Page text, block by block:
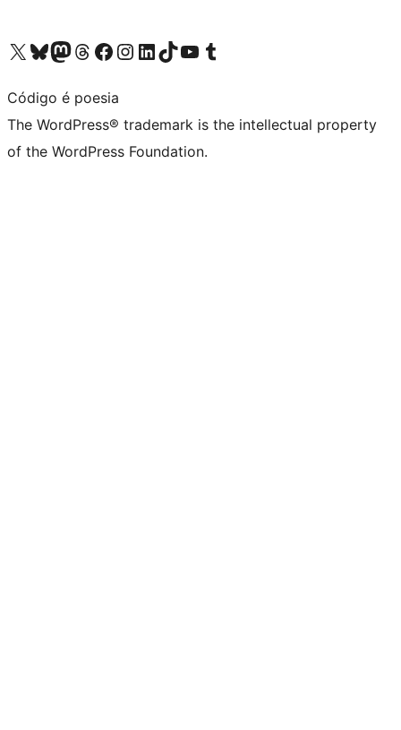
Visit our X (formerly Twitter) account
Visit our Bluesky account
Visit our Mastodon account
Visit our Threads account
Visit our Facebook page
Visit our Instagram account
Visit our LinkedIn account
Visit our TikTok account
Visit our YouTube channel
Visit our Tumblr account
Código é poesia
The WordPress® trademark is the intellectual property
of the WordPress Foundation.